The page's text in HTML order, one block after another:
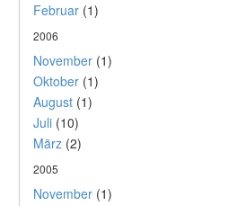
Februar (1)
2006
November (1)
Oktober (1)
August (1)
Juli (10)
März (2)
2005
November (1)